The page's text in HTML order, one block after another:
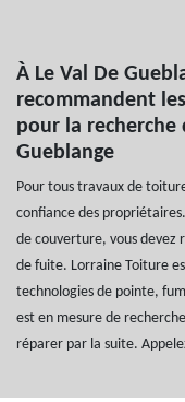
À Le Val De
recommandent
pour la recherche
Gueblange
Pour tous travaux de
confiance des
de couverture, vous devez
de fuite. Lorraine Toiture
technologies de pointe,
est en mesure de
réparer par la suite.